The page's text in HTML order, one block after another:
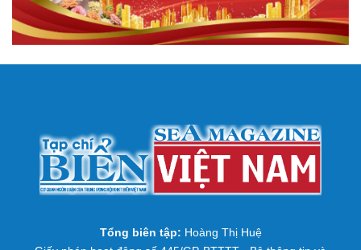
Tổng biên tập: Hoàng Thị Huệ